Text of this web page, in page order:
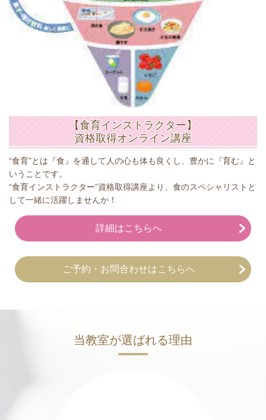
【食育インストラクター】
資格取得オンライン講座
“食育”とは『食』を通して人の心も体も良くし、豊かに『育む』と
いうことです。
“食育インストラクター”資格取得講座より、食のスペシャリストと
して一緒に活躍しませんか！
詳細はこちらへ
ご予約・お問合わせはこちらへ
当教室が選ばれる理由